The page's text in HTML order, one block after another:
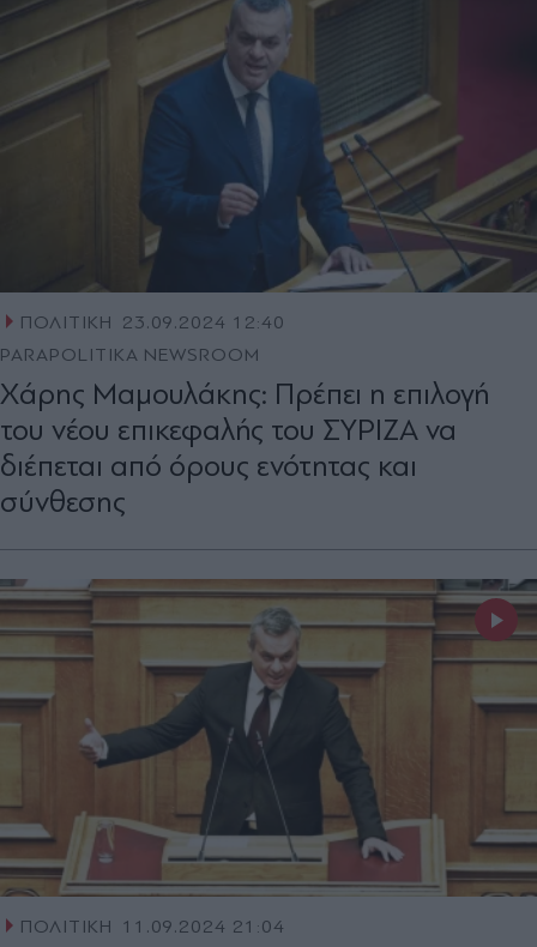
ΠΟΛΙΤΙΚΗ
23.09.2024 12:40
PARAPOLITIKA NEWSROOM
Χάρης Μαμουλάκης: Πρέπει η επιλογή
του νέου επικεφαλής του ΣΥΡΙΖΑ να
διέπεται από όρους ενότητας και
σύνθεσης
ΠΟΛΙΤΙΚΗ 11.09.2024 21:04